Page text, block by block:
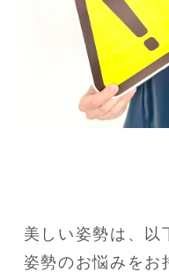
美しい姿勢は、以
姿勢のお悩みをお